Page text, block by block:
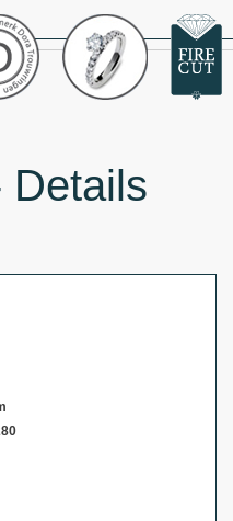
Details